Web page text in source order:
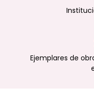
Ejemplares de